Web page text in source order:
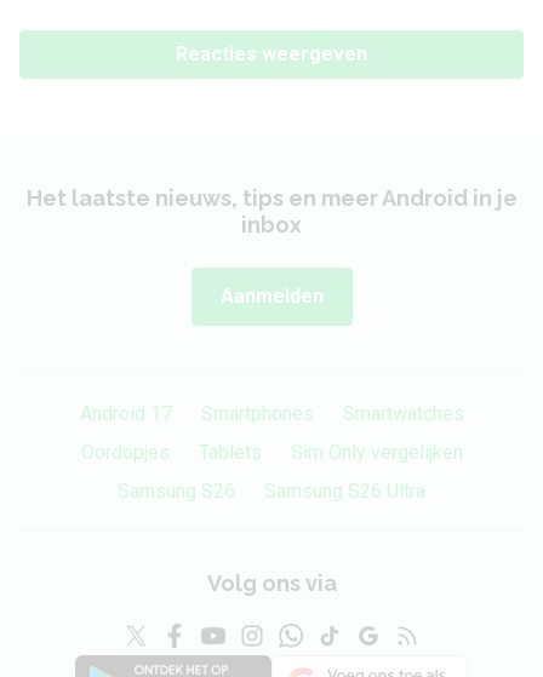
Reacties weergeven
Het laatste nieuws, tips en meer Android in je
inbox
Aanmelden
Android 17 Smartphones
Smartwatches
Oordopjes
Tablets
Sim Only vergelijken
Samsung S26
Samsung S26 Ultra
Volg ons via